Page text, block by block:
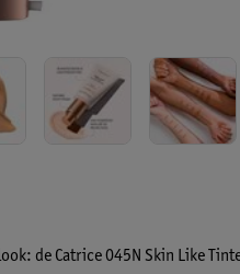
de Catrice 045N Skin Like